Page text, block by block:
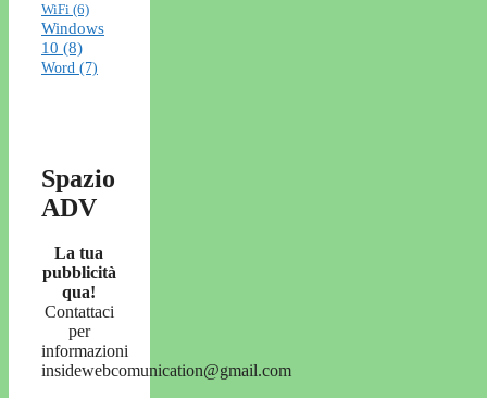
WiFi (6)
Windows
10 (8)
Word (7)
Spazio
ADV
La tua
pubblicità
qua!
Contattaci
per
informazioni
insidewebcomunication@gmail.com